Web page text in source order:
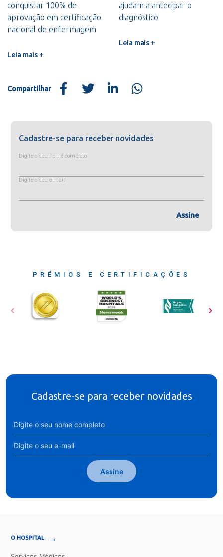
conquistar 100% de
aprovação em certificação
nacional de enfermagem
Leia mais +
ajudam a antecipar o
diagnóstico
Leia mais +
Compartilhar
Cadastre-se para receber novidades
Digite o seu nome completo
Digite o seu e-mail
Assine
PRÊMIOS E CERTIFICAÇÕES
Cadastre-se para receber novidades
Assine
O HOSPITAL →